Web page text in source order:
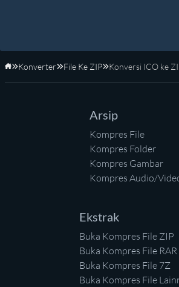
Beranda
Konverter File Ke ZIP Konversi ICO ke
Arsip
Kompres File
Kompres Folder
Kompres Gambar
Kompres Audio/
Ekstrak
Buka Kompres File ZIP
Buka Kompres File RAR
Buka Kompres File 7Z
Buka Kompres File